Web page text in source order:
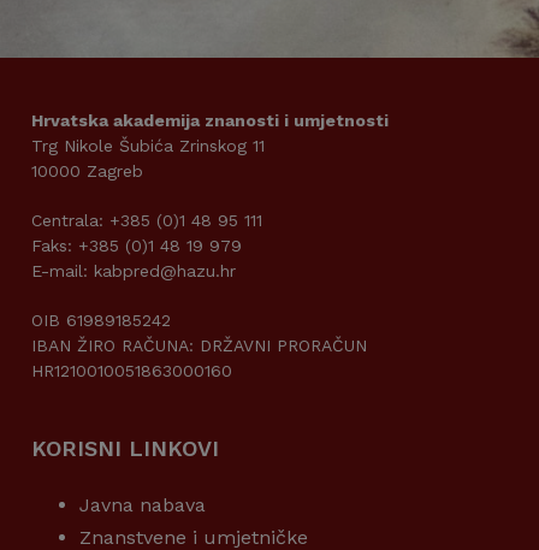
Hrvatska akademija znanosti i umjetnosti
Trg Nikole Šubića Zrinskog 11
10000 Zagreb
Centrala: +385 (0)1 48 95 111
Faks: +385 (0)1 48 19 979
E-mail: kabpred@hazu.hr
OIB 61989185242
IBAN ŽIRO RAČUNA: DRŽAVNI PRORAČUN
HR1210010051863000160
KORISNI LINKOVI
Javna nabava
Znanstvene i umjetničke